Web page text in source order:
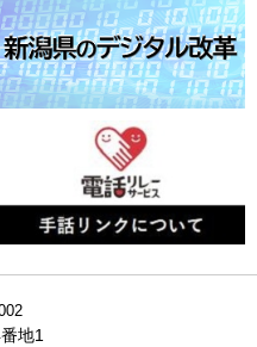
地1